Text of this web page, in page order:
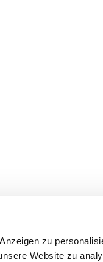
zu
Website zu